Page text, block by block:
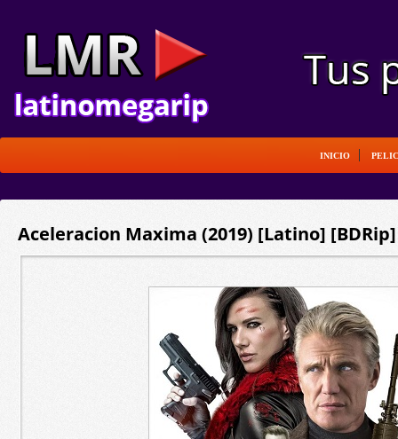
INICIO
Aceleracion Maxima (2019) [Latino] [BDRip]